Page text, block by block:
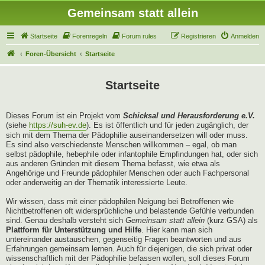
Gemeinsam statt allein
Startseite Forenregeln Forum rules Anmelden
Registrieren
Foren-Übersicht Startseite
Startseite
Dieses Forum ist ein Projekt vom Schicksal und Herausforderung e.V.
(siehe https://suh-ev.de). Es ist öffentlich und für jeden zugänglich, der
sich mit dem Thema der Pädophilie auseinandersetzen will oder muss.
Es sind also verschiedenste Menschen willkommen – egal, ob man
selbst pädophile, hebephile oder infantophile Empfindungen hat, oder sich
aus anderen Gründen mit diesem Thema befasst, wie etwa als
Angehörige und Freunde pädophiler Menschen oder auch Fachpersonal
oder anderweitig an der Thematik interessierte Leute.
Wir wissen, dass mit einer pädophilen Neigung bei Betroffenen wie
Nichtbetroffenen oft widersprüchliche und belastende Gefühle verbunden
sind. Genau deshalb versteht sich Gemeinsam statt allein (kurz GSA) als
Plattform für Unterstützung und Hilfe. Hier kann man sich
untereinander austauschen, gegenseitig Fragen beantworten und aus
Erfahrungen gemeinsam lernen. Auch für diejenigen, die sich privat oder
wissenschaftlich mit der Pädophilie befassen wollen, soll dieses Forum